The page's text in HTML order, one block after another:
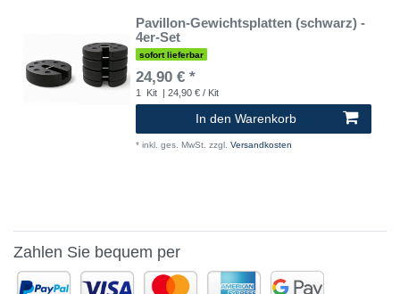
Pavillon-Gewichtsplatten (schwarz) -
4er-Set
sofort lieferbar
24,90 € *
1 Kit | 24,90 € / Kit
In den Warenkorb
* inkl. ges. MwSt. zzgl. Versandkosten
Zahlen Sie bequem per